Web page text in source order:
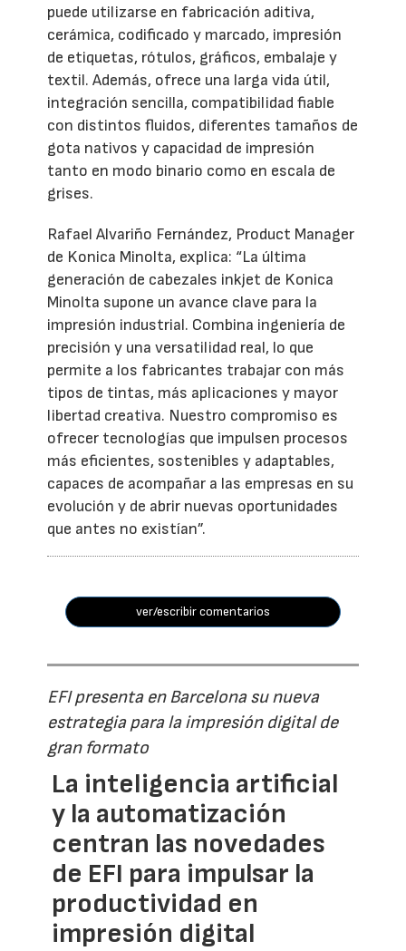
puede utilizarse en fabricación aditiva,
cerámica, codificado y marcado, impresión
de etiquetas, rótulos, gráficos, embalaje y
textil. Además, ofrece una larga vida útil,
integración sencilla, compatibilidad fiable
con distintos fluidos, diferentes tamaños de
gota nativos y capacidad de impresión
tanto en modo binario como en escala de
grises.
Rafael Alvariño Fernández, Product Manager
de Konica Minolta, explica: “La última
generación de cabezales inkjet de Konica
Minolta supone un avance clave para la
impresión industrial. Combina ingeniería de
precisión y una versatilidad real, lo que
permite a los fabricantes trabajar con más
tipos de tintas, más aplicaciones y mayor
libertad creativa. Nuestro compromiso es
ofrecer tecnologías que impulsen procesos
más eficientes, sostenibles y adaptables,
capaces de acompañar a las empresas en su
evolución y de abrir nuevas oportunidades
que antes no existían”.
ver/escribir comentarios
EFI presenta en Barcelona su nueva
estrategia para la impresión digital de
gran formato
La inteligencia artificial
y la automatización
centran las novedades
de EFI para impulsar la
productividad en
impresión digital